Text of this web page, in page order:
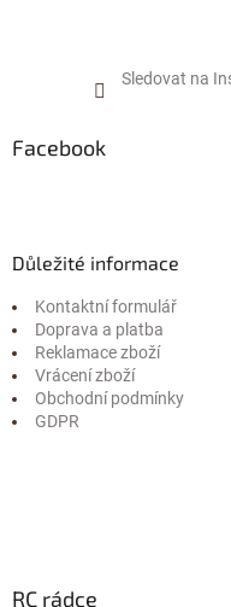
Sledovat na
Facebook
Důležité informace
Kontaktní formulář
Doprava a platba
Reklamace zboží
Vrácení zboží
Obchodní podmínky
GDPR
RC rádce